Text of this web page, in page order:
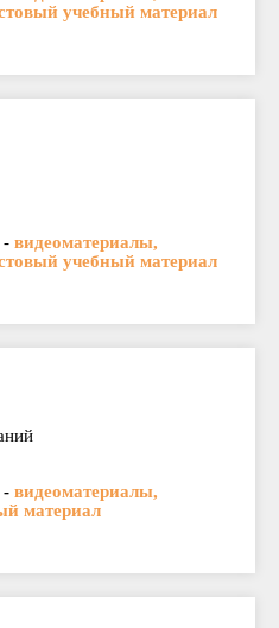
учебный материал
- видеоматериалы,
учебный материал
- видеоматериалы,
материал